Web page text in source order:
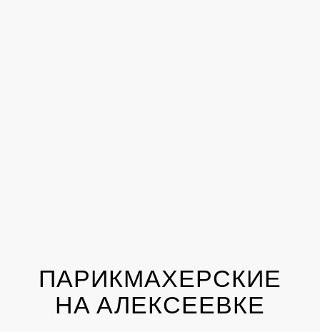
ПАРИКМАХЕРСКИЕ
НА АЛЕКСЕЕВКЕ